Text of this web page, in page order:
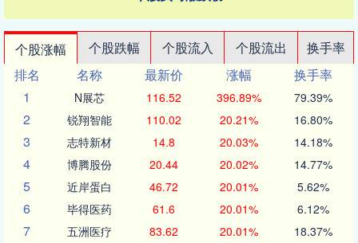
个股涨幅 个股跌幅 个股流入 个股流出
换手率
排名
名称 最新价 涨幅
换手率
1
N展芯 116.52 396.89% 79.39%
2 锐翔智能 110.02 20.21% 16.80%
3 志特新材 14.8 20.03% 14.18%
4 博腾股份 20.44 20.02% 14.77%
5 近岸蛋白 46.72 20.01% 5.62%
6 毕得医药 61.6 20.01% 6.12%
7 五洲医疗 83.62 20.01% 18.37%